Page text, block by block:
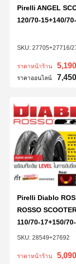
27705+27716/
Pirelli ANGEL
120/70-15+140/
ราคาหน้าร้าน
ราคาออนไลน์
28549+27692
Pirelli Diablo
ROSSO
110/70-17+150/
ราคาหน้าร้าน